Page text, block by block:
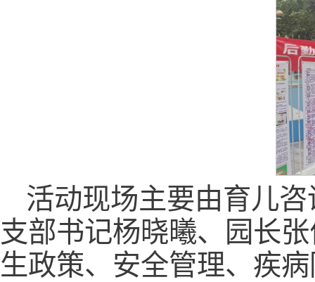
活动现场主要由育儿
支部书记杨晓曦、园长
生政策、安全管理、疾